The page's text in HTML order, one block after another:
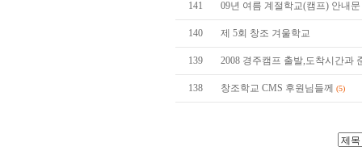
141 09년 여름 계절학교(캠프) 안내
140 제 5회 창조 겨울학교
139 2008 경주캠프 출발,도착시간과
138 창조학교 CMS 후원님들께 (5)